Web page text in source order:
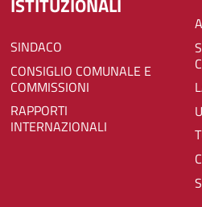
SINDACO
CONSIGLIO COMUNALE E
COMMISSIONI
RAPPORTI
INTERNAZIONALI
SICUREZZA E PROTEZIONE